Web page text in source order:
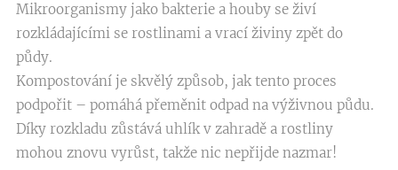
Mikroorganismy jako bakterie a houby se živí
rozkládajícími se rostlinami a vrací živiny zpět do
půdy.
Kompostování je skvělý způsob, jak tento proces
podpořit – pomáhá přeměnit odpad na výživnou půdu.
Díky rozkladu zůstává uhlík v zahradě a rostliny
mohou znovu vyrůst, takže nic nepřijde nazmar!